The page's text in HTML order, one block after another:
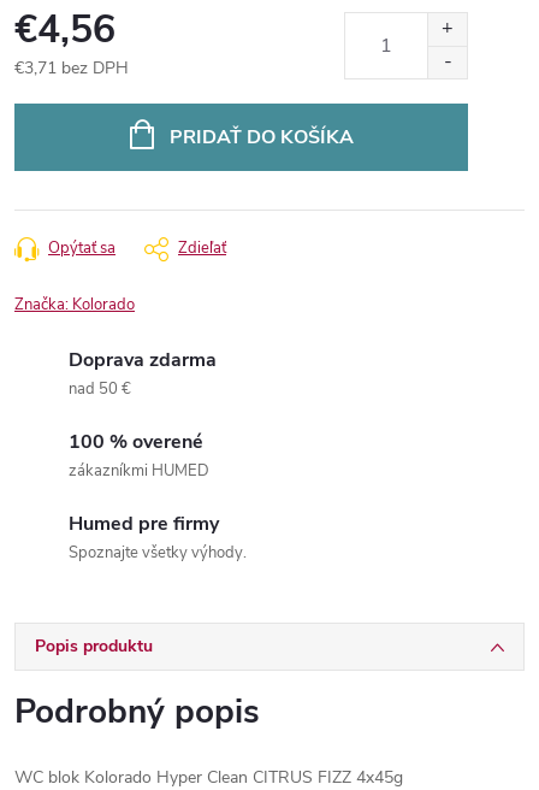
€4,56
€3,71 bez DPH
PRIDAŤ DO KOŠÍKA
Opýtať sa Zdieľať
Značka: Kolorado
Doprava zdarma
nad 50 €
100 % overené
zákazníkmi HUMED
Humed pre firmy
Spoznajte všetky výhody.
Popis produktu
Podrobný popis
WC blok Kolorado Hyper Clean CITRUS FIZZ 4x45g